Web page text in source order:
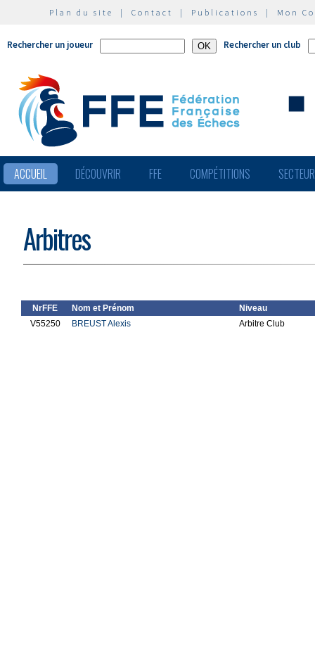
Plan du site | Contact | Publications | Mon
Rechercher un joueur Rechercher un club
ACCUEIL DÉCOUVRIR FFE COMPÉTITIONS
Arbitres
NrFFE Nom et Prénom
Niveau
V55250
BREUST Alexis Arbitre Club